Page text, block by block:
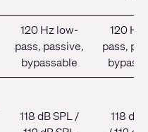
120 Hz low-
pass, passive,
bypassable
120 Hz
pass,
118 dB SPL /
118 dB